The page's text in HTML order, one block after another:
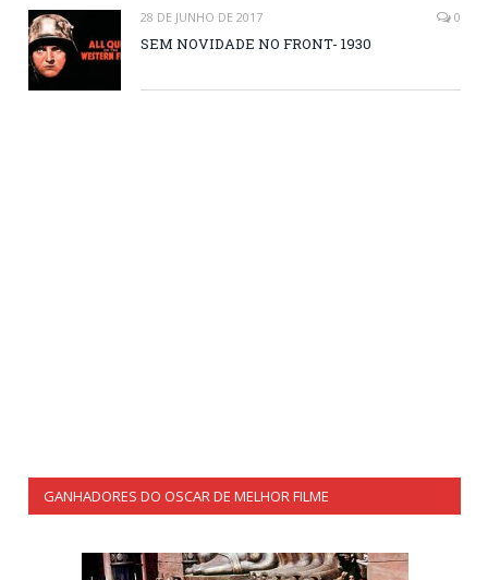
28 DE JUNHO DE 2017 0
SEM NOVIDADE NO FRONT- 1930
GANHADORES DO OSCAR DE MELHOR FILME